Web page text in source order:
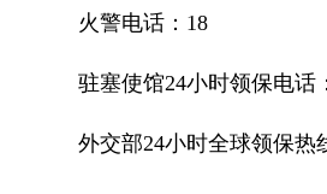
火警电话：18
驻塞使馆24小时领保电话
外交部24小时全球领保热